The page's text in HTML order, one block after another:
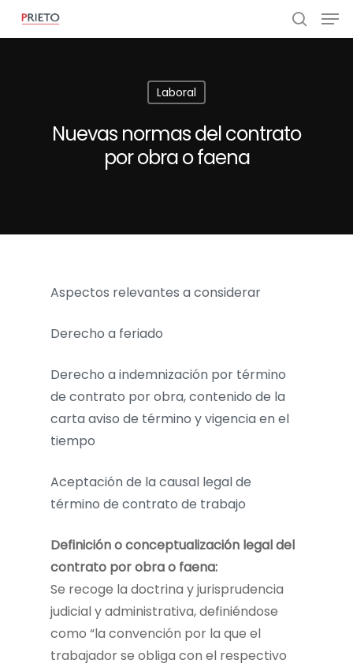
Laboral
Nuevas normas del contrato
por obra o faena
Aspectos relevantes a considerar
Derecho a feriado
Derecho a indemnización por término
de contrato por obra, contenido de la
carta aviso de término y vigencia en el
tiempo
Aceptación de la causal legal de
término de contrato de trabajo
Definición o conceptualización legal del
contrato por obra o faena:
Se recoge la doctrina y jurisprudencia
judicial y administrativa, definiéndose
como “la convención por la que el
trabajador se obliga con el respectivo